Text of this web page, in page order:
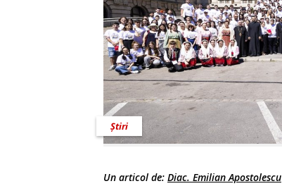
Știri
Un articol de: Diac. Emilian Apostolescu